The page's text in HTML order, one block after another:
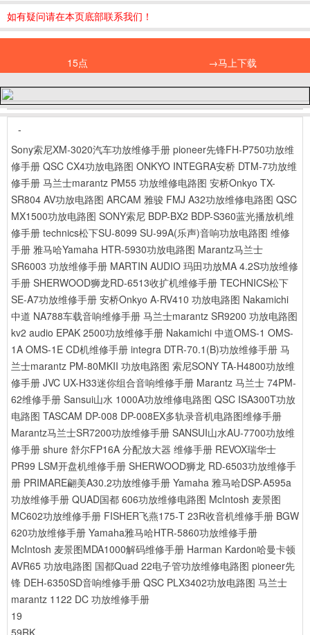
如有疑问请在本页底部联系我们！
15点 →马上下载
-
Sony索尼XM-3020汽车功放维修手册 pioneer先锋FH-P750功放维
修手册 QSC CX4功放电路图 ONKYO INTEGRA安桥 DTM-7功放维
修手册 马兰士marantz PM55 功放维修电路图 安桥Onkyo TX-
SR804 AV功放电路图 ARCAM 雅骏 FMJ A32功放维修电路图 QSC
MX1500功放电路图 SONY索尼 BDP-BX2 BDP-S360蓝光播放机维
修手册 technics松下SU-8099 SU-99A(乐声)音响功放电路图 维修
手册 雅马哈Yamaha HTR-5930功放电路图 Marantz马兰士
SR6003 功放维修手册 MARTIN AUDIO 玛田功放MA 4.2S功放维修
手册 SHERWOOD狮龙RD-6513收扩机维修手册 TECHNICS松下
SE-A7功放维修手册 安桥Onkyo A-RV410 功放电路图 Nakamichi
中道 NA788车载音响维修手册 马兰士marantz SR9200 功放电路图
kv2 audio EPAK 2500功放维修手册 Nakamichi 中道OMS-1 OMS-
1A OMS-1E CD机维修手册 integra DTR-70.1(B)功放维修手册 马
兰士marantz PM-80MKII 功放电路图 索尼SONY TA-H4800功放维
修手册 JVC UX-H33迷你组合音响维修手册 Marantz 马兰士 74PM-
62维修手册 Sansui山水 1000A功放维修电路图 QSC ISA300T功放
电路图 TASCAM DP-008 DP-008EX多轨录音机电路图维修手册
Marantz马兰士SR7200功放维修手册 SANSUI山水AU-7700功放维
修手册 shure 舒尔FP16A 分配放大器 维修手册 REVOX瑞华士
PR99 LSM开盘机维修手册 SHERWOOD狮龙 RD-6503功放维修手
册 PRIMARE翩美A30.2功放维修手册 Yamaha 雅马哈DSP-A595a
功放维修手册 QUAD国都 606功放维修电路图 McIntosh 麦景图
MC602功放维修手册 FISHER飞燕175-T 23R收音机维修手册 BGW
620功放维修手册 Yamaha雅马哈HTR-5860功放维修手册
McIntosh 麦景图MDA1000解码维修手册 Harman Kardon哈曼卡顿
AVR65 功放电路图 国都Quad 22电子管功放维修电路图 pioneer先
锋 DEH-6350SD音响维修手册 QSC PLX3402功放电路图 马兰士
marantz 1122 DC 功放维修手册
19
59RK